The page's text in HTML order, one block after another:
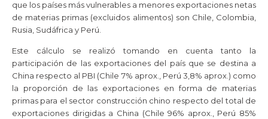
que los países más vulnerables a menores exportaciones netas
de materias primas (excluidos alimentos) son Chile, Colombia,
Rusia, Sudáfrica y Perú.
Este cálculo se realizó tomando en cuenta tanto la
participación de las exportaciones del país que se destina a
China respecto al PBI (Chile 7% aprox., Perú 3,8% aprox.) como
la proporción de las exportaciones en forma de materias
primas para el sector construcción chino respecto del total de
exportaciones dirigidas a China (Chile 96% aprox., Perú 85%